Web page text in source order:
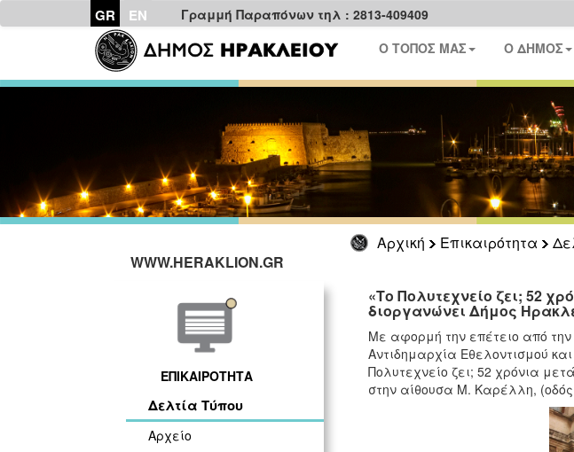
GR EN Γραμμή Παραπόνων τηλ : 2813-409409
Ο ΤΟΠΟΣ ΜΑΣ Ο ΔΗΜΟΣ
Αρχική Επικαιρότητα
WWW.HERAKLION.GR
ΕΠΙΚΑΙΡΟΤΗΤΑ
Δελτία Τύπου
Αρχείο
«Το Πολυτεχνείο ζει; 52
διοργανώνει Δήμος
Με αφορμή την επέτειο από την
Αντιδημαρχία Εθελοντισμού
Πολυτεχνείο ζει; 52 χρόνια
στην αίθουσα Μ. Καρέλλη,